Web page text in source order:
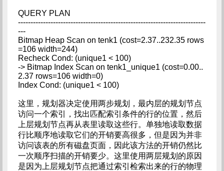
QUERY PLAN
---------------------------------------------------------------------------
---
Bitmap Heap Scan on tenk1 (cost=2.37..232.35 rows
=106 width=244)
Recheck Cond: (unique1 < 100)
-> Bitmap Index Scan on tenk1_unique1 (cost=0.00..
2.37 rows=106 width=0)
Index Cond: (unique1 < 100)
这里，规划器决定使用两步规划，最内层的规划节点
访问一个索引，找出匹配索引条件的行的位置，然后
上层规划节点再从表里读取这些行。单独地读取数据
行比顺序地读取它们的开销要高很多，但是因为并非
访问该表的所有磁盘页面，因此该方法的开销仍然比
一次顺序扫描的开销要少。这里使用两层规划的原因
是因为上层规划节点把通过索引检索出来的行的物理